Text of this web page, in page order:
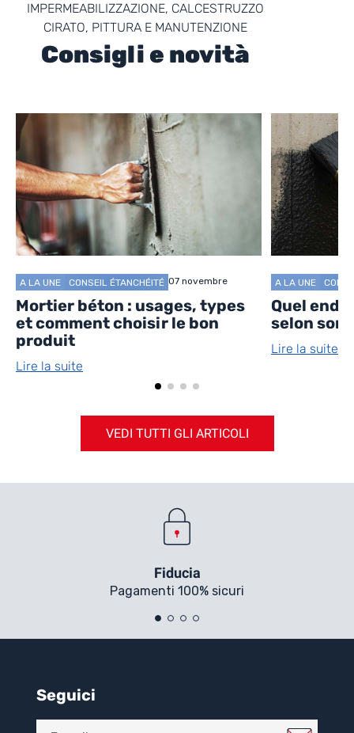
IMPERMEABILIZZAZIONE, CALCESTRUZZO
CIRATO, PITTURA E MANUTENZIONE
Consigli e novità
A LA UNE CONSEIL ÉTANCHÉITÉ 07 novembre
Mortier béton : usages, types
et comment choisir le bon
produit
Lire la suite
A LA UNE
Quel
selon son
Lire la suite
VEDI TUTTI GLI ARTICOLI
Fiducia
Pagamenti 100% sicuri
Seguici